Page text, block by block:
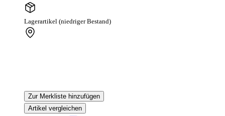
Lagerartikel (niedriger Bestand)
Zur Merkliste hinzufügen
Artikel vergleichen